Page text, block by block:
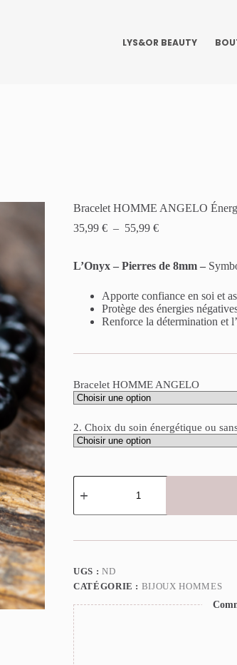
LYS&OR BEAUTY
Bracelet HOMME ANGELO
35,99 € – 55,99 €Plage
35,99 €
55,99 €
L’Onyx – Pierres de 8mm –
Apporte confiance en soi et
Protège des énergies
Renforce la détermination et
Bracelet HOMME ANGELO
2. Choix du soin énergétique ou
quantité
de
HOMME
Énergétiques
UGS : ND
CATÉGORIE : BIJOUX HOMMES